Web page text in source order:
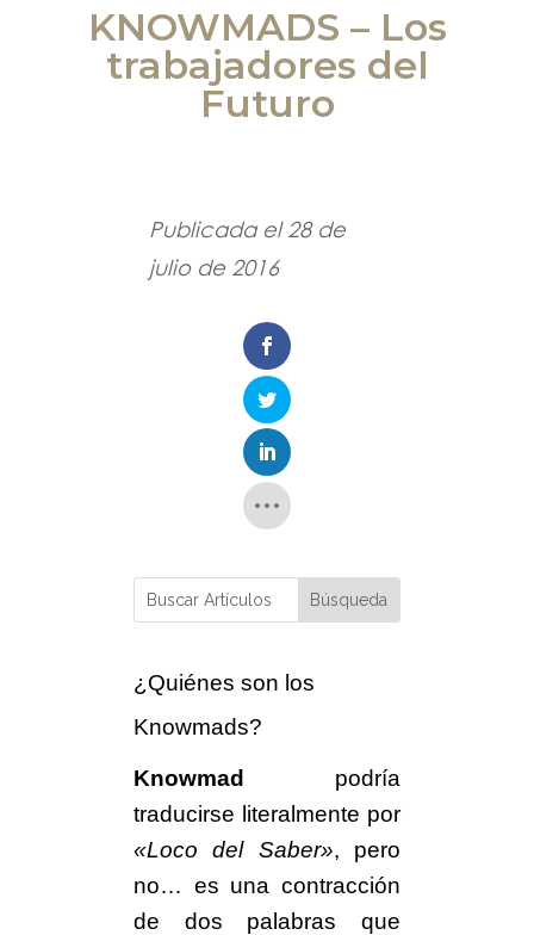
KNOWMADS – Los
trabajadores del
Futuro
Publicada el 28 de
julio de 2016
¿Quiénes son los
Knowmads?
Knowmad podría
traducirse literalmente por
«Loco del Saber», pero
no… es una contracción
de dos palabras que